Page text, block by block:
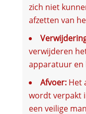
zich niet
afzetten van
verwijderen
apparatuur en
Afvoer:Het
wordt verpakt
een veilige